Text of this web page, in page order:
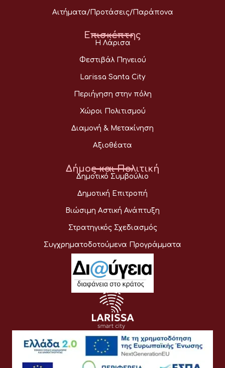
Αιτήματα/Προτάσεις/Παράπονα
Επισκέπτης
Η Λάρισα
Φεστιβάλ Πηνειού
Larissa Santa City
Περιήγηση στην πόλη
Χώροι Πολιτισμού
Διαμονή & Μετακίνηση
Αξιοθέατα
Δήμος και Πολιτική
Δημοτικό Συμβούλιο
Δημοτική Επιτροπή
Βιώσιμη Αστική Ανάπτυξη
Στρατηγικός Σχεδιασμός
Συγχρηματοδοτούμενα Προγράμματα